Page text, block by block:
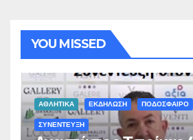
YOU MISSED
ΑΘΛΗΤΙΚΑ ΕΚΔΗΛΩΣΗ ΠΟΔΟΣΦΑΙΡΟ
ΣΥΝΕΝΤΕΥΞΗ